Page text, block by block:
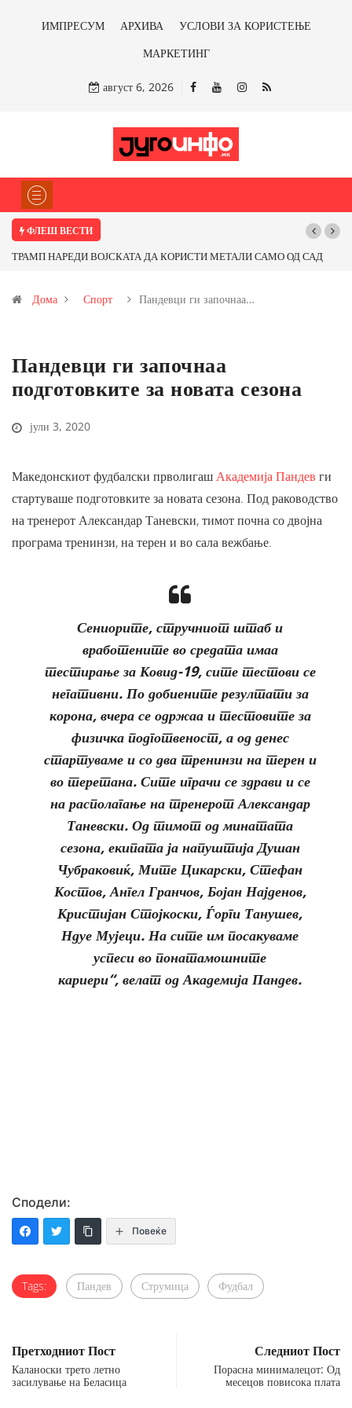
ИМПРЕСУМ АРХИВА
УСЛОВИ ЗА КОРИСТЕЊЕ
МАРКЕТИНГ
август 6, 2026
ФЛЕШ ВЕСТИ
ТРАМП НАРЕДИ ВОЈСКАТА ДА КОРИСТИ МЕТАЛИ САМО ОД САД
Иловица и со антимонот?
Дома Спорт Пандевци ги започнаа…
Пандевци ги започнаа
подготовките за новата сезона
јули 3, 2020
Македонскиот фудбалски прволигашАкадемија Пандев ги
стартуваше подготовките за новата сезона. Под раководство
на тренерот Александар Таневски, тимот почна со двојна
програма тренинзи, на терен и во сала вежбање.
Сениорите, стручниот штаб и
вработените во средата имаа
тестирање за Ковид-19, сите тестови се
негативни. По добиените резултати за
корона, вчера се одржаа и тестовите за
физичка подготвеност, а од денес
стартуваме и со два тренинзи на терен и
во теретана. Сите играчи се здрави и се
на располагање на тренерот Александар
Таневски. Од тимот од минатата
сезона, екипата ја напуштија Душан
Чубраковиќ, Мите Цикарски, Стефан
Костов, Ангел Гранчов, Бојан Најденов,
Кристијан Стојкоски, Ѓорги Танушев,
Ндуе Мујеци. На сите им посакуваме
успеси во понатамошните
кариери“, велат од Академија Пандев.
Сподели:
Повеќе
Tags: Пандев Струмица Фудбал
Претходниот Пост
Каланоски трето летно
засилување на Беласица
Следниот Пост
Порасна минималецот: Од
месецов повисока плата